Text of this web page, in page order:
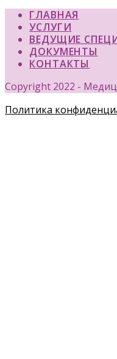
ГЛАВНАЯ
УСЛУГИ
ВЕДУЩИЕ
ДОКУМЕНТЫ
КОНТАКТЫ
Copyright 2022 -
Политика